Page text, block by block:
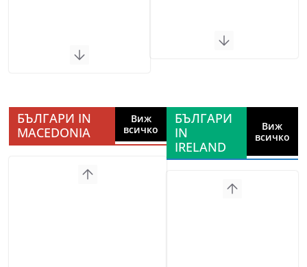
БЪЛГАРИ IN
MACEDONIA
Виж
всичко
БЪЛГАРИ
IN
IRELAND
Виж
всичко